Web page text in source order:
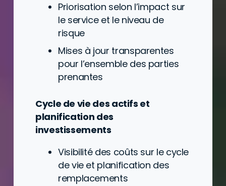
Priorisation selon l’impact sur
le service et le niveau de
risque
Mises à jour transparentes
pour l’ensemble des parties
prenantes
Cycle de vie des actifs et
planification des
investissements
Visibilité des coûts sur le cycle
de vie et planification des
remplacements